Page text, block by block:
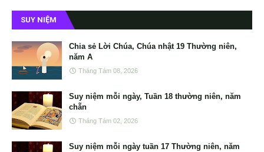
SUY NIỆM
Chia sẻ Lời Chúa, Chúa nhật 19 Thường niên,
năm A
Tháng Tám 08, 2026
Suy niệm mỗi ngày, Tuần 18 thường niên, năm
chẵn
Tháng Tám 02, 2026
Suy niệm mỗi ngày tuần 17 Thường niên, năm